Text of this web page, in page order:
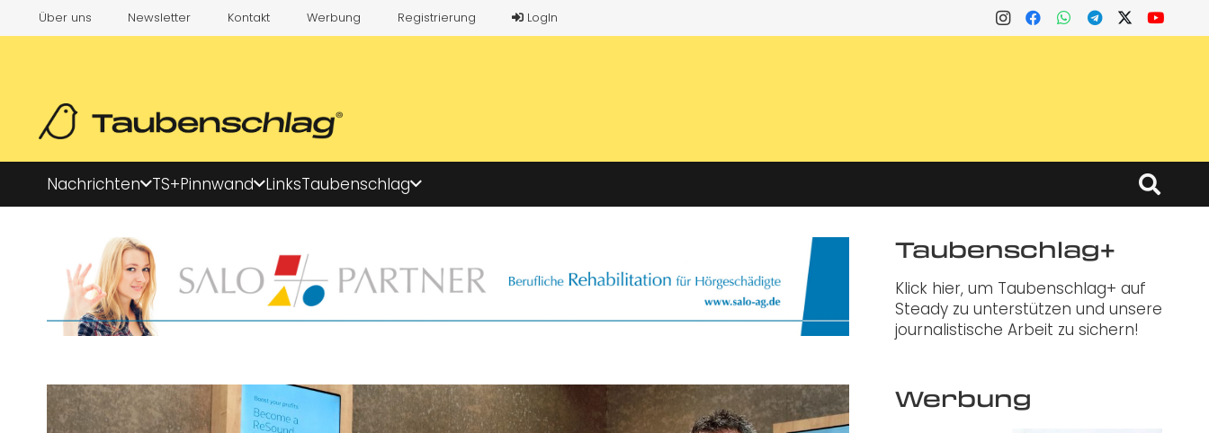
Über uns Newsletter Kontakt Werbung Registrierung LogIn
Nachrichten TS+Pinnwand LinksTaubenschlag
Taubenschlag+
Klick hier, um Taubenschlag+ auf
Steady zu unterstützen und unsere
journalistische Arbeit zu sichern!
Werbung